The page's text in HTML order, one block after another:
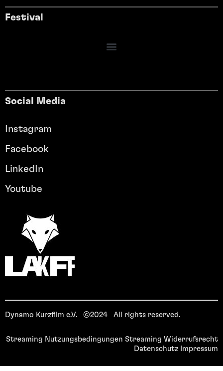
Festival
Social Media
Instagram
Facebook
LinkedIn
Youtube
Dynamo Kurzfilm e.V. ©2024 All rights reserved.
Streaming Nutzungsbedingungen Streaming Widerrufsrecht
Datenschutz Impressum